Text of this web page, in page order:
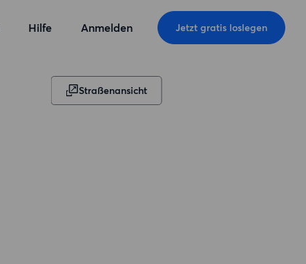
Hilfe Anmelden Jetzt gratis loslegen
Straßenansicht